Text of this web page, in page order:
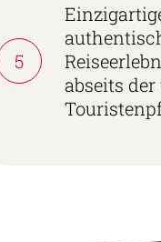
5
abseits